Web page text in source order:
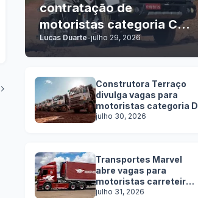
contratação de
motoristas categoria C, D
e E
Lucas Duarte-julho 29, 2026
Construtora Terraço
divulga vagas para
motoristas categoria D
julho 30, 2026
Transportes Marvel
abre vagas para
motoristas carreteiros
SEM EXPERIÊNCIA
julho 31, 2026